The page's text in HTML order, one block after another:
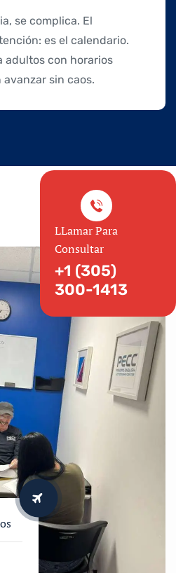
se complica. El
es el calendario.
adultos con horarios
sin caos.
LLamar Para
Consultar
+1 (305)
300-1413